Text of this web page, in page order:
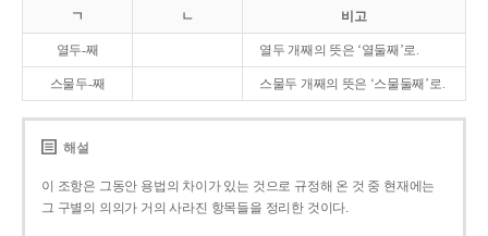
ㄱ ㄴ 비고
열두-째 열두 개째의 뜻은 ‘열둘째’로.
스물두-째 스물두 개째의 뜻은 ‘스물둘째’로.
해설
이 조항은 그동안 용법의 차이가 있는 것으로 규정해 온 것 중 현재에는
그 구별의 의의가 거의 사라진 항목들을 정리한 것이다.